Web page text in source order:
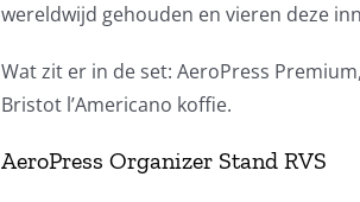
wereldwijd gehouden en vieren deze
Wat zit er in de set: AeroPress
Bristot l’Americano koffie.
AeroPress Organizer Stand RVS